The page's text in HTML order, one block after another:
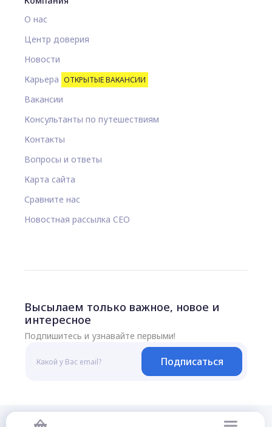
О нас
Центр доверия
Новости
Карьера ОТКРЫТЫЕ ВАКАНСИИ
Вакансии
Консультанты по путешествиям
Контакты
Вопросы и ответы
Карта сайта
Сравните нас
Новостная рассылка CEO
Высылаем только важное, новое и
интересное
Подпишитесь и узнавайте первыми!
Подписаться